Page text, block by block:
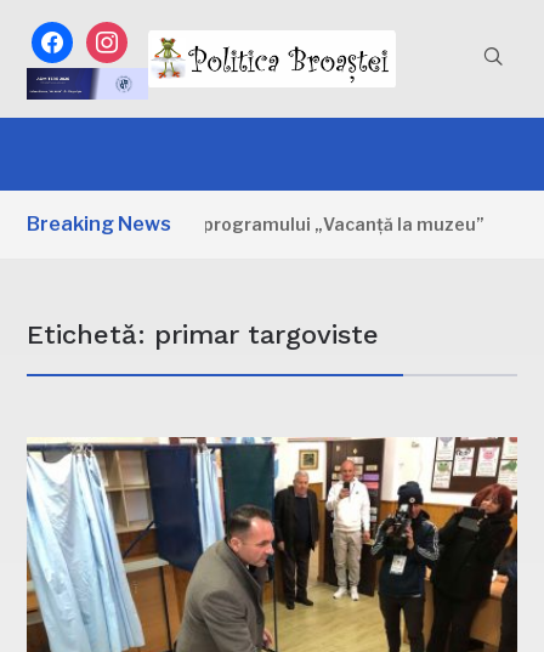
facebookinstagram
Breaking News
zile ale programului „Vacanță la muzeu” 2 ZILE AGO
Etichetă: primar targoviste